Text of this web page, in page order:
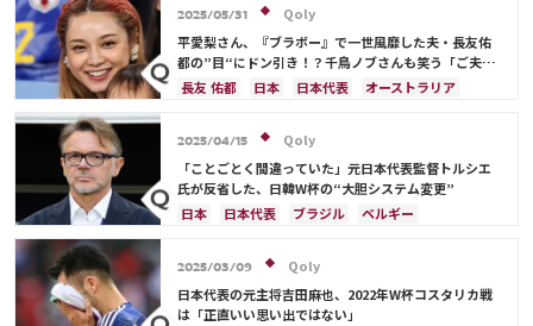
エクアドル
オーストラリア
2025/05/31
Qoly
平愛梨さん、『ブラボー』で一世風靡した夫・長友佑
都の”目“にドン引き！？千鳥ノブさんも笑う「ご夫人
から見ても…」
長友 佑都 日本 日本代表
オーストラリア
2025/04/15
Qoly
「ことごとく間違っていた」元日本代表監督トルシエ
氏が反省した、日韓W杯の“大胆システム変更”
日本
日本代表 ブラジル ベルギー
2025/03/09
Qoly
日本代表の元主将吉田麻也、2022年W杯コスタリカ戦
は「正直いい思い出ではない」